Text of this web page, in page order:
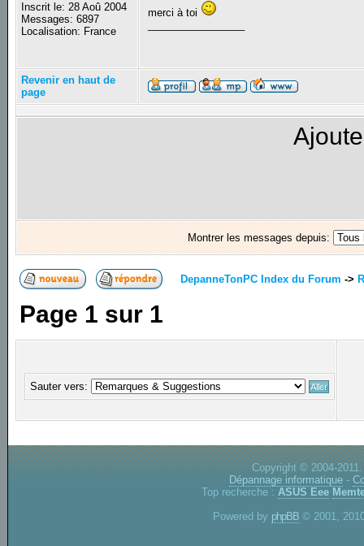
Inscrit le: 28 Aoû 2004
Messages: 6897
Localisation: France
merci à toi
Revenir en haut de
page
Montrer les messages depuis:
DepanneTonPC Index du Forum ->
Page 1 sur 1
Sauter vers:
Copyright © 2004-
Dépannage informatique -
Top recherche : ASUS Eee
Powered by phpBB © 2001,